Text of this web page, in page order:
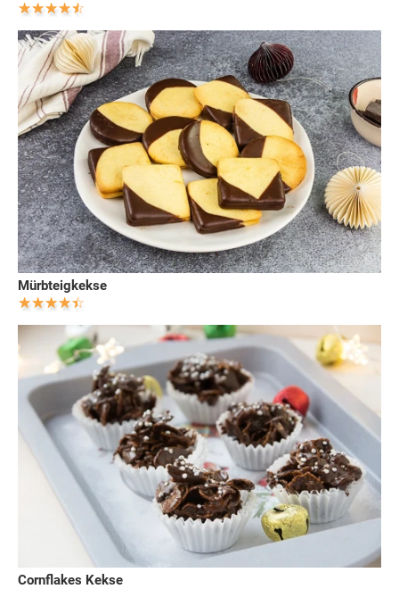
Mürbteigkekse
Cornflakes Kekse